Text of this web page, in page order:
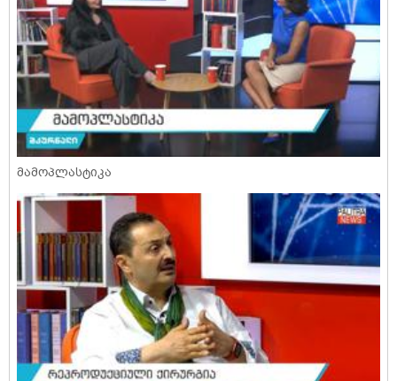
მამოპლასტიკა